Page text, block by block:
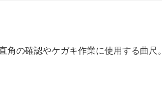
角の確認やケガキ作業に使用する曲尺。